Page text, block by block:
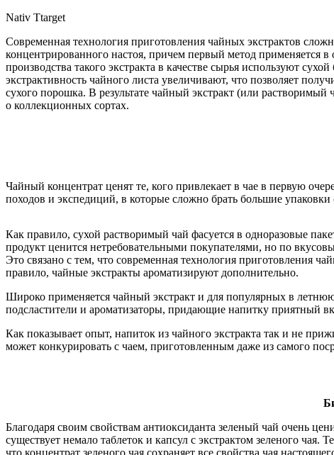
Nativ Ttarget
Современная технология приготовления чайных экстрактов
концентрированного настоя, причем первый метод
производства такого экстракта в качестве сырья используют
экстрактивность чайного листа увеличивают, что позволяет
сухого порошка. В результате чайный экстракт (или
о коллекционных сортах.
Чайный концентрат ценят те, кого привлекает в чае в первую
походов и экспедиций, в которые сложно брать большие
Как правило, сухой растворимый чай фасуется в одноразовые
продукт ценится нетребовательными покупателями, но по
Это связано с тем, что современная технология приготовления
правило, чайные экстракты ароматизируют дополнительно.
Широко применяется чайный экстракт и для популярных в
подсластители и ароматизаторы, придающие напитку приятный
Как показывает опыт, напиток из чайного экстракта так и не
может конкурировать с чаем, приготовленным даже из самого
Благодаря своим свойствам антиоксиданта зеленый чай очень
существует немало таблеток и капсул с экстрактом зеленого
что концентрат зеленого чая сохраняет все свойства чая